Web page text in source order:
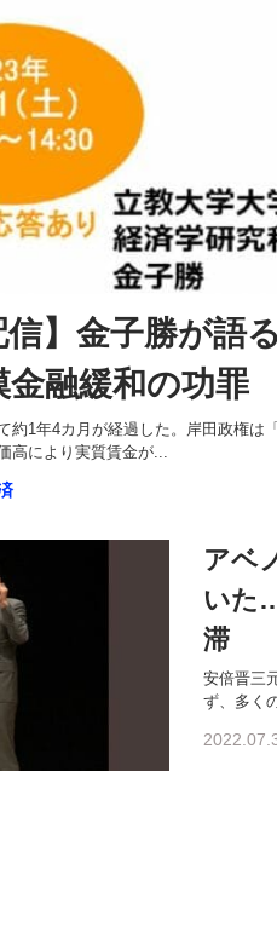
信】金子勝が語
金融緩和の功罪
約1年4カ月が経過した。岸田政権
高により実質賃金が...
アベ
いた
滞
安倍晋三
ず、多く